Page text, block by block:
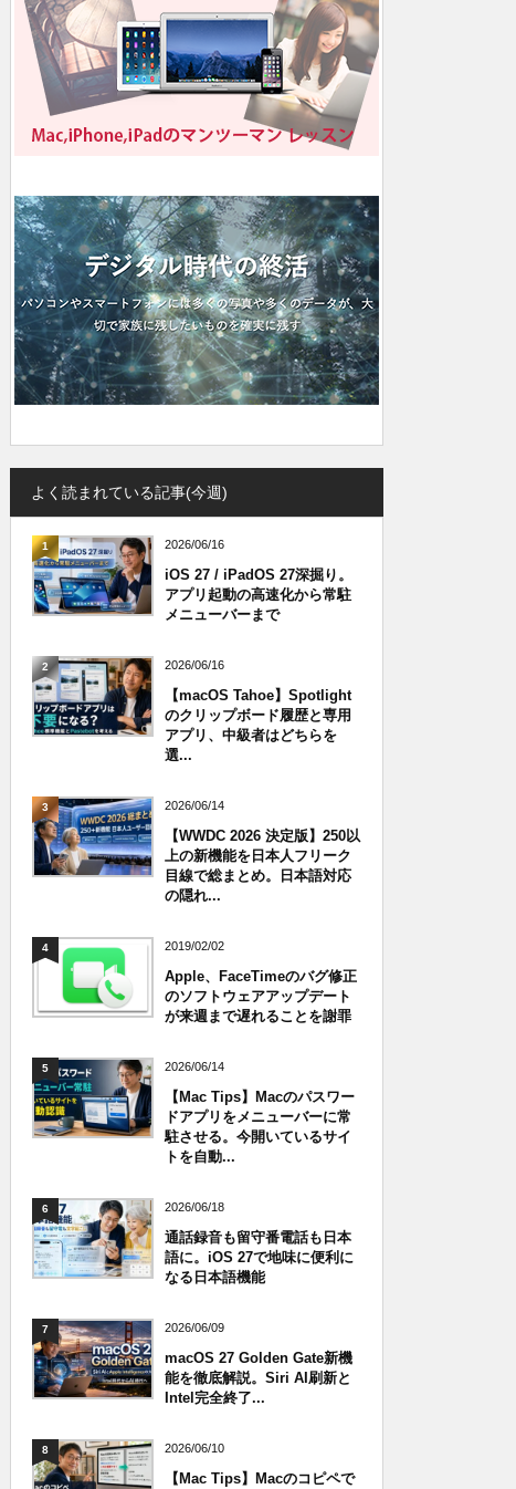
よく読まれている記事(今週)
1 2026/06/16
iOS 27 / iPadOS 27深掘り。
アプリ起動の高速化から常駐
メニューバーまで
2 2026/06/16
【macOS Tahoe】Spotlight
のクリップボード履歴と専用
アプリ、中級者はどちらを
選...
3 2026/06/14
【WWDC 2026 決定版】250以
上の新機能を日本人フリーク
目線で総まとめ。日本語対応
の隠れ...
4 2019/02/02
Apple、FaceTimeのバグ修正
のソフトウェアアップデート
が来週まで遅れることを謝罪
5 2026/06/14
【Mac Tips】Macのパスワー
ドアプリをメニューバーに常
駐させる。今開いているサイ
トを自動...
6 2026/06/18
通話録音も留守番電話も日本
語に。iOS 27で地味に便利に
なる日本語機能
7 2026/06/09
macOS 27 Golden Gate新機
能を徹底解説。Siri AI刷新と
Intel完全終了...
8 2026/06/10
【Mac Tips】Macのコピペで